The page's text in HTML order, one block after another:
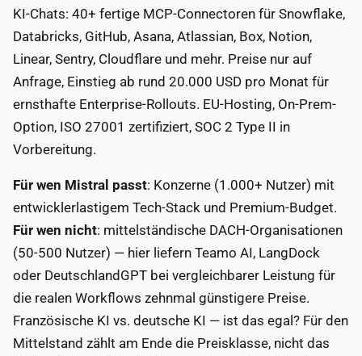
KI-Chats: 40+ fertige MCP-Connectoren für Snowflake,
Databricks, GitHub, Asana, Atlassian, Box, Notion,
Linear, Sentry, Cloudflare und mehr. Preise nur auf
Anfrage, Einstieg ab rund 20.000 USD pro Monat für
ernsthafte Enterprise-Rollouts. EU-Hosting, On-Prem-
Option, ISO 27001 zertifiziert, SOC 2 Type II in
Vorbereitung.
Für wen Mistral passt: Konzerne (1.000+ Nutzer) mit
entwicklerlastigem Tech-Stack und Premium-Budget.
Für wen nicht: mittelständische DACH-Organisationen
(50-500 Nutzer) — hier liefern Teamo AI, LangDock
oder DeutschlandGPT bei vergleichbarer Leistung für
die realen Workflows zehnmal günstigere Preise.
Französische KI vs. deutsche KI — ist das egal? Für den
Mittelstand zählt am Ende die Preisklasse, nicht das